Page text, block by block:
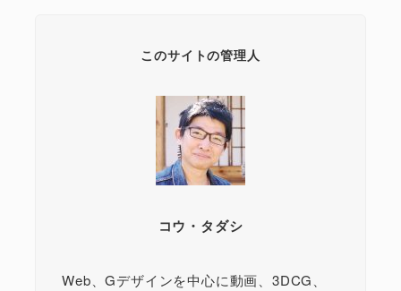
このサイトの管理人
コウ・タダシ
Web、Gデザインを中心に動画、3DCG、